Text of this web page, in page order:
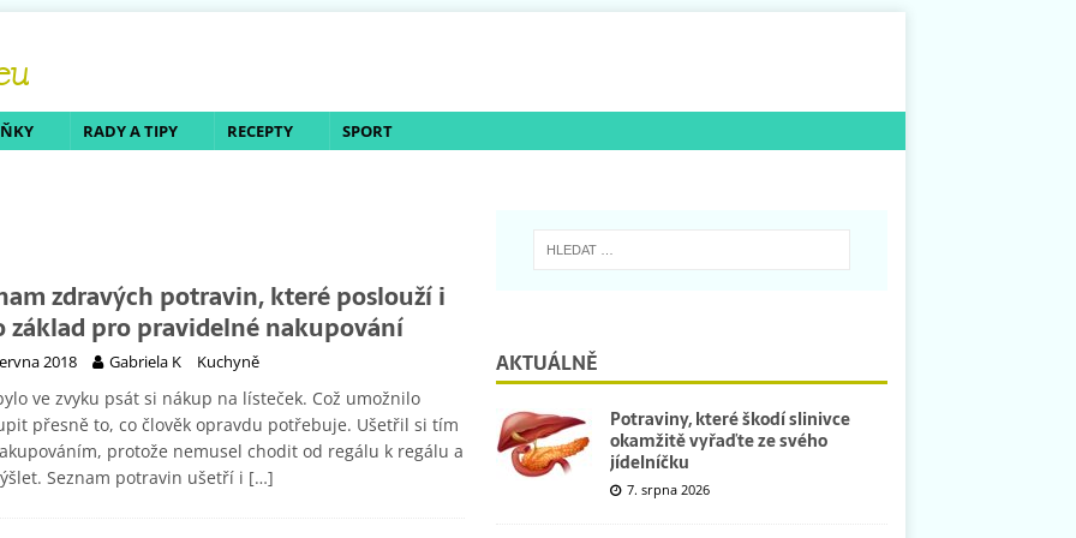
RADY A TIPY RECEPTY SPORT
zdravých potravin, které poslouží i
základ pro pravidelné nakupování
2018 Gabriela K Kuchyně
ve zvyku psát si nákup na lísteček. Což umožnilo
přesně to, co člověk opravdu potřebuje. Ušetřil si tím
protože nemusel chodit od regálu k regálu a
Seznam potravin ušetří i […]
AKTUÁLNĚ
Potraviny, které škodí slinivce
okamžitě vyřaďte ze svého
jídelníčku
7. srpna 2026